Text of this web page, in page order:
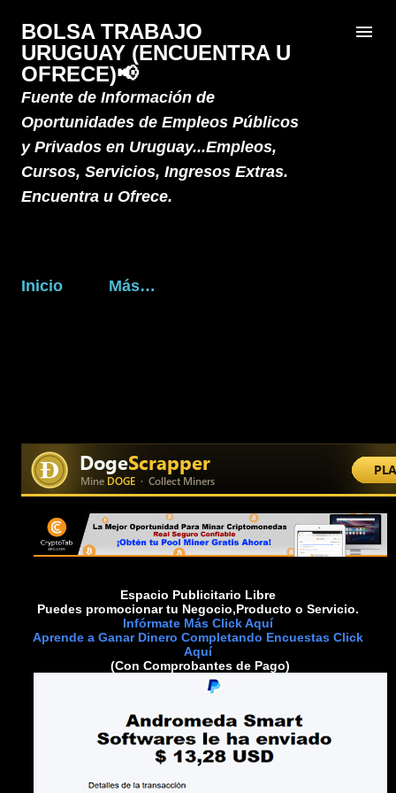
Ir al contenido principal
BOLSA TRABAJO
URUGUAY (ENCUENTRA U
OFRECE)📢
Fuente de Información de
Oportunidades de Empleos Públicos
y Privados en Uruguay...Empleos,
Cursos, Servicios, Ingresos Extras.
Encuentra u Ofrece.
Inicio Más…
Espacio Publicitario Libre
Puedes promocionar tu Negocio,Producto o Servicio.
Infórmate Más Click Aquí
Aprende a Ganar Dinero Completando Encuestas Click
Aquí
(Con Comprobantes de Pago)